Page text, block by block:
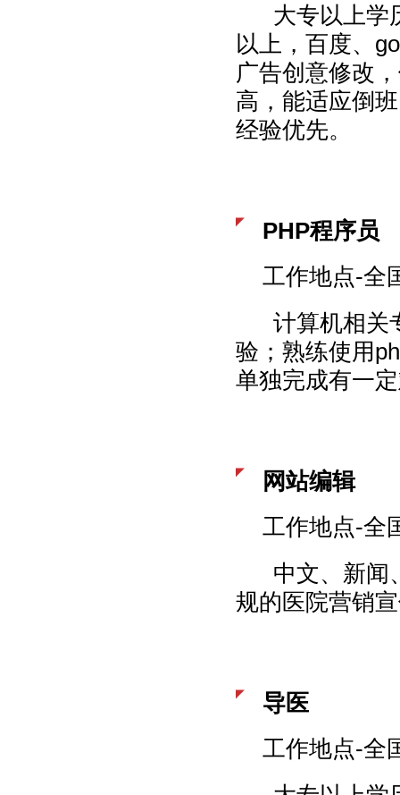
大专以上学
以上，百度、
广告创意修改
高，能适应倒
经验优先。
PHP程序员
工作地点-全
计算机相关
验；熟练使用
单独完成有一
网站编辑
工作地点-全
中文、新闻
规的医院营销
导医
工作地点-全